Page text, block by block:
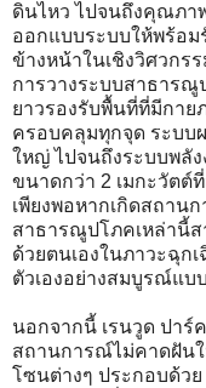
ดินไหว ไปจนถึงคุณภา
ออกแบบระบบให้พร้อ
ข้างหน้าในเชิงวิศวกร
การวางระบบสาธารณู
ยาวรองรับพื้นที่ที่มีกา
ครอบคลุมทุกจุด ระบบ
ใหญ่ ไปจนถึงระบบพลั
ขนาดกว่า 2 เมกะวัตต์
เพียงพอหากเกิดสถาน
สาธารณูปโภคเหล่านี้ส
ด้วยตนเองในภาวะฉุก
ตัวเองอย่างสมบูรณ์แบบ
นอกจากนี้ เรนวูด ปาร์
สถานการณ์ไม่คาดฝัน
โซนต่างๆ ประกอบด้ว